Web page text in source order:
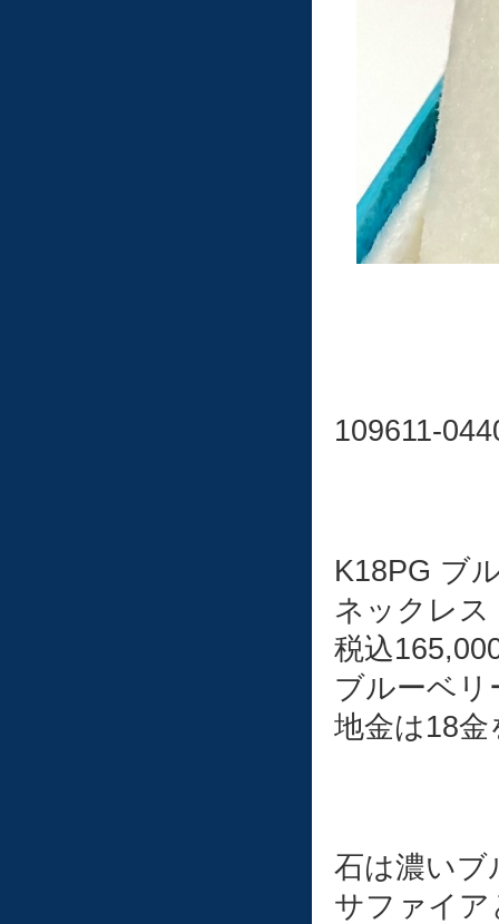
109611-
K18PG ブ
ネックレス
税込
ブルーベ
地金は18金
石は濃いブ
サファイ